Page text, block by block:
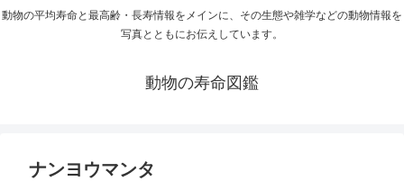
動物の平均寿命と最高齢・長寿情報をメインに、その生態や雑学などの動物情報を
写真とともにお伝えしています。
動物の寿命図鑑
ナンヨウマンタ